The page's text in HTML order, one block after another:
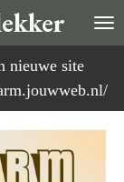
nieuwe site